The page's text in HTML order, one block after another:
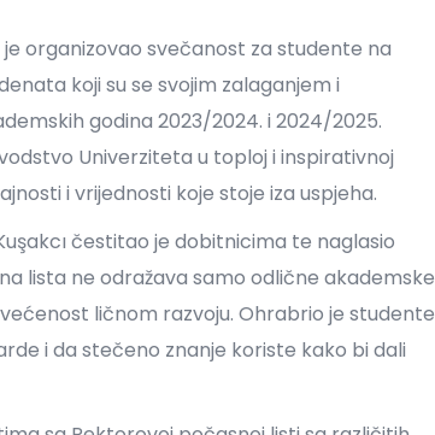
organizovao svečanost za studente na
koji su se svojim zalaganjem i
godina 2023/2024. i 2024/2025.
Univerziteta u toploj i inspirativnoj
i vrijednosti koje stoje iza uspjeha.
čestitao je dobitnicima te naglasio
lista ne odražava samo odlične akademske
ličnom razvoju. Ohrabrio je studente
i da stečeno znanje koriste kako bi dali